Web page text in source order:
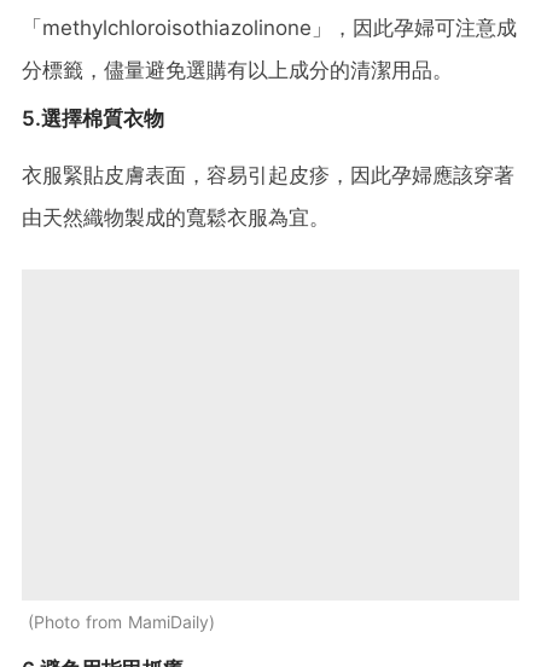
「methylchloroisothiazolinone」，因此孕婦可注意成
分標籤，儘量避免選購有以上成分的清潔用品。
5.選擇棉質衣物
衣服緊貼皮膚表面，容易引起皮疹，因此孕婦應該穿著
由天然織物製成的寬鬆衣服為宜。
Photo from MamiDaily